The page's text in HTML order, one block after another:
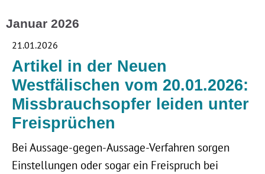
Januar 2026
21.01.2026
Artikel in der Neuen
Westfälischen vom 20.01.2026:
Missbrauchsopfer leiden unter
Freisprüchen
Bei Aussage-gegen-Aussage-Verfahren sorgen
Einstellungen oder sogar ein Freispruch bei